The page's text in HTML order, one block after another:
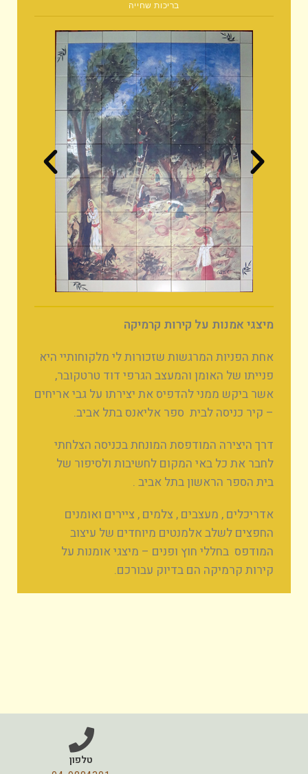
בריכות שחייה
מיצגי אמנות על קירות קרמיקה
אחת הפניות המרגשות שזכורות לי מלקוחותיי היא
פנייתו של האומן והמעצב הגרפי דוד טרטקובר,
אשר ביקש ממני להדפיס את יצירתו על גבי אריחים
– קיר כניסה לבית ספר אליאנס בתל אביב.
דרך היצירה המודפסת המונחת בכניסה הצלחתי
לחבר את כל באי המקום לחשיבות ולסיפור של
בית הספר הראשון בתל אביב .
אדריכלים , מעצבים , צלמים , ציירים ואומנים
החפצים לשלב אלמנטים מיוחדים של עיצוב
המודפס בחללי חוץ ופנים – מיצגי אומנות על
קירות קרמיקה הם בדיוק עבורכם.
טלפון